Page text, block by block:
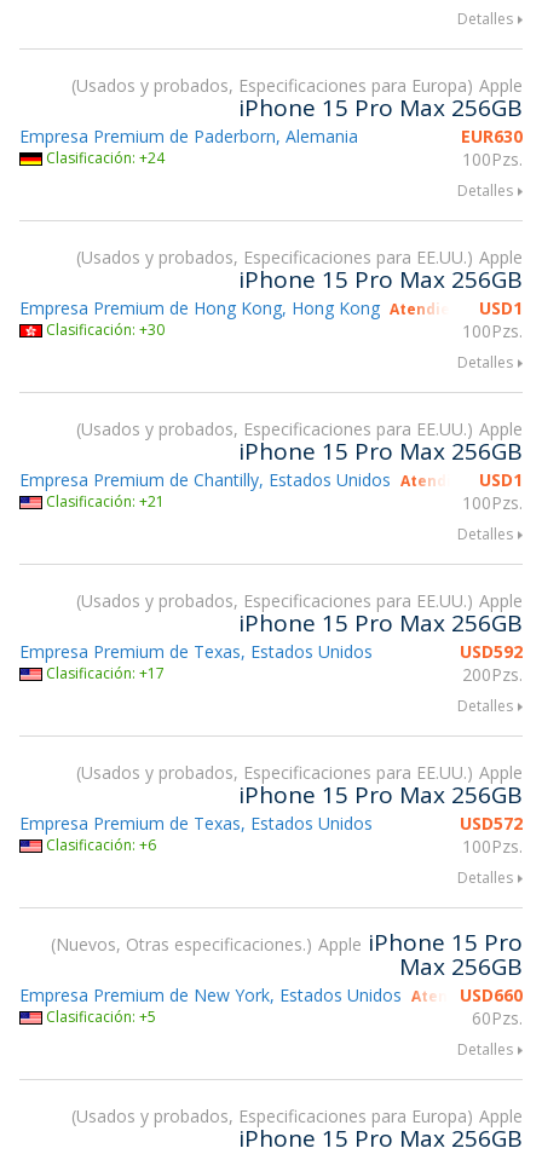
Detalles
Usados y probados, Especificaciones para Europa Apple
iPhone 15 Pro Max 256GB
EUR630
100Pzs.
Empresa Premium de Paderborn, Alemania
Clasificación: +24
Detalles
Usados y probados, Especificaciones para EE.UU. Apple
iPhone 15 Pro Max 256GB
USD1
100Pzs.
Empresa Premium de Hong Kong, Hong Kong Atendiendo gsmX
Clasificación: +30
Detalles
Usados y probados, Especificaciones para EE.UU. Apple
iPhone 15 Pro Max 256GB
USD1
100Pzs.
Empresa Premium de Chantilly, Estados Unidos Atendiendo gsmX
Clasificación: +21
Detalles
Usados y probados, Especificaciones para EE.UU. Apple
iPhone 15 Pro Max 256GB
USD592
200Pzs.
Empresa Premium de Texas, Estados Unidos
Clasificación: +17
Detalles
Usados y probados, Especificaciones para EE.UU. Apple
iPhone 15 Pro Max 256GB
USD572
100Pzs.
Empresa Premium de Texas, Estados Unidos
Clasificación: +6
Detalles
Nuevos, Otras especificaciones. Apple iPhone 15 Pro
Max 256GB
USD660
60Pzs.
Empresa Premium de New York, Estados Unidos Atendiendo
Clasificación: +5
Detalles
Usados y probados, Especificaciones para Europa Apple
iPhone 15 Pro Max 256GB